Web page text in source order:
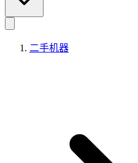
二手机器